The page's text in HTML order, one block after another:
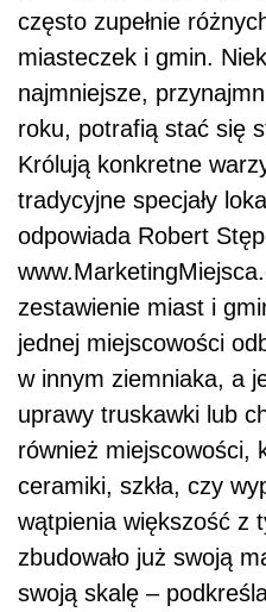
często zupełnie
miasteczek i gmin.
najmniejsze,
roku, potrafią stać się
Królują konkretne
tradycyjne specjały
odpowiada Robert
zestawienie miast i
jednej miejscowości
w innym ziemniaka, a
uprawy truskawki lub
również miejscowości,
ceramiki, szkła, czy
wątpienia większość z
zbudowało już swoją
swoją skalę –